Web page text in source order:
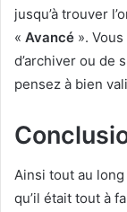
jusqu’à trouver
« Avancé ».
d’archiver ou de
pensez à bien
Ainsi tout au
qu’il était tout à